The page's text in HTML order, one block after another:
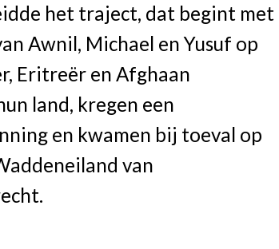
het traject, dat begint met
Awnil, Michael en Yusuf op
Eritreër en Afghaan
land, kregen een
en kwamen bij toeval op
van